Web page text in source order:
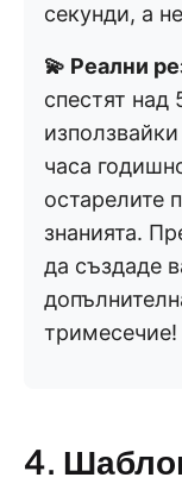
секунди, а
💫 Реални
спестят над
часа
остарелите
знанията.
да създаде
тримесечие!
4.